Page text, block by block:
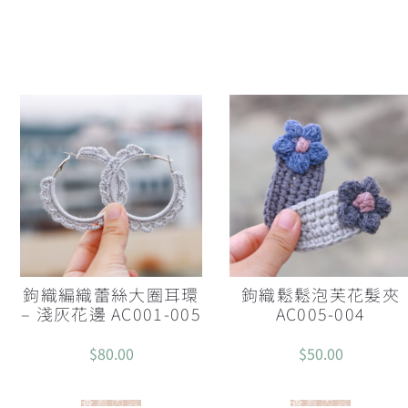
鉤織編織蕾絲大圈耳環
– 淺灰花邊 AC001-005
$80.00
查看內容
鉤織鬆鬆泡芙花髮夾
AC005-004
$50.00
查看內容